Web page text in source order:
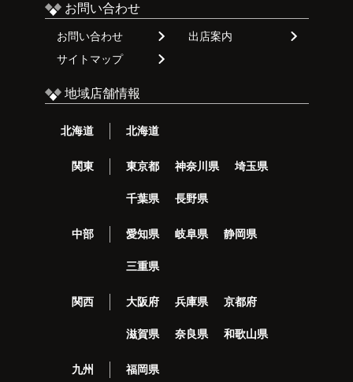
お問い合わせ
お問い合わせ
出店案内
サイトマップ
地域店舗情報
北海道 北海道
関東 東京都 神奈川県 埼玉県
千葉県 長野県
中部 愛知県 岐阜県 静岡県
三重県
関西 大阪府 兵庫県 京都府
滋賀県 奈良県 和歌山県
九州 福岡県